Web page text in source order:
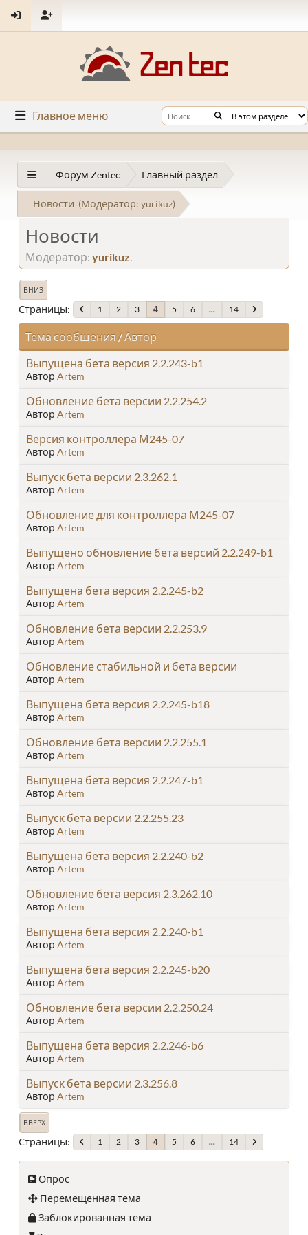
Главное меню
Форум Zentec Главный раздел
Новости (Модератор: yurikuz)
Новости
Модератор: yurikuz
ВНИЗ
Страницы 1 2 3 4 5 6 ... 14
Тема сообщения / Автор
Выпущена бета версия 2.2.243-b1
Автор Artem
Обновление бета версии 2.2.254.2
Автор Artem
Версия контроллера М245-07
Автор Artem
Выпуск бета версии 2.3.262.1
Автор Artem
Обновление для контроллера М245-07
Автор Artem
Выпущено обновление бета версий 2.2.249-b1
Автор Artem
Выпущена бета версия 2.2.245-b2
Автор Artem
Обновление бета версии 2.2.253.9
Автор Artem
Обновление стабильной и бета версии
Автор Artem
Выпущена бета версия 2.2.245-b18
Автор Artem
Обновление бета версии 2.2.255.1
Автор Artem
Выпущена бета версия 2.2.247-b1
Автор Artem
Выпуск бета версии 2.2.255.23
Автор Artem
Выпущена бета версия 2.2.240-b2
Автор Artem
Обновление бета версия 2.3.262.10
Автор Artem
Выпущена бета версия 2.2.240-b1
Автор Artem
Выпущена бета версия 2.2.245-b20
Автор Artem
Обновление бета версии 2.2.250.24
Автор Artem
Выпущена бета версия 2.2.246-b6
Автор Artem
Выпуск бета версии 2.3.256.8
Автор Artem
ВВЕРХ
Страницы 1 2 3 4 5 6 ... 14
Опрос
Перемещенная тема
Заблокированная тема